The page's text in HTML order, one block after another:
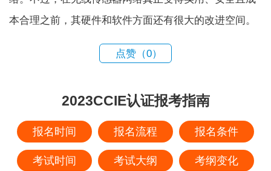
本合理之前，其硬件和软件方面还有很大的改进空间。
点赞（0）
2023CCIE认证报考指南
报名时间 报名流程 报名条件
考试时间 考试大纲 考纲变化